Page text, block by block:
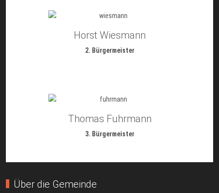
Horst Wiesmann
2. Bürgermeister
Thomas Fuhrmann
3. Bürgermeister
Über die Gemeinde